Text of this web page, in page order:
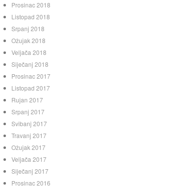
Prosinac 2018
Listopad 2018
Srpanj 2018
Ožujak 2018
Veljača 2018
Siječanj 2018
Prosinac 2017
Listopad 2017
Rujan 2017
Srpanj 2017
Svibanj 2017
Travanj 2017
Ožujak 2017
Veljača 2017
Siječanj 2017
Prosinac 2016